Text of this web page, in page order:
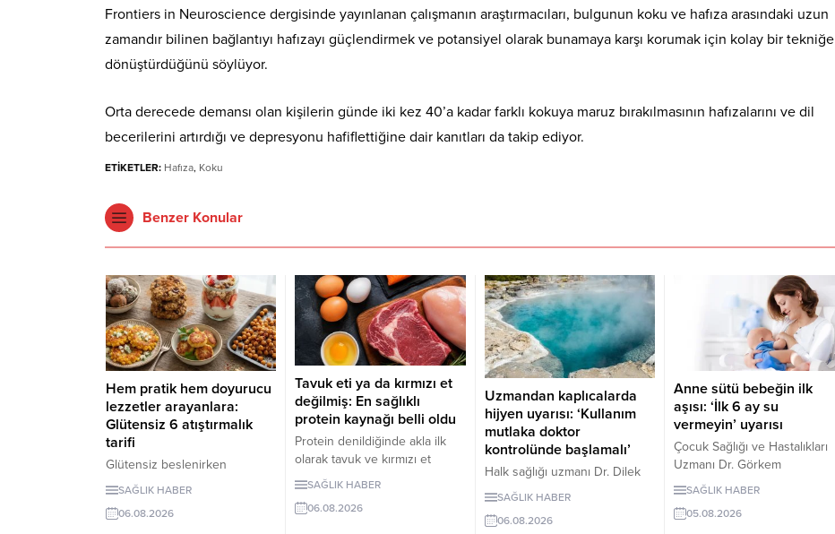
Frontiers in Neuroscience dergisinde yayınlanan çalışmanın araştırmacıları, bulgunun koku ve hafıza arasındaki uzun
zamandır bilinen bağlantıyı hafızayı güçlendirmek ve potansiyel olarak bunamaya karşı korumak için kolay bir tekniğe
dönüştürdüğünü söylüyor.
Orta derecede demansı olan kişilerin günde iki kez 40’a kadar farklı kokuya maruz bırakılmasının hafızalarını ve dil
becerilerini artırdığı ve depresyonu hafiflettiğine dair kanıtları da takip ediyor.
ETİKETLER: Hafıza, Koku
Benzer Konular
Hem pratik hem doyurucu
lezzetler arayanlara:
Glütensiz 6 atıştırmalık
tarifi
Glütensiz beslenirken
atıştırmalık seçeneklerini
Evde kolayca
SAĞLIK HABER
06.08.2026
Tavuk eti ya da kırmızı et
değilmiş: En sağlıklı
protein kaynağı belli oldu
Protein denildiğinde akla ilk
olarak tavuk ve kırmızı et
geliyor. Ancak bilim insanları,
araştırmaların kurubaklagilleri
SAĞLIK HABER
06.08.2026
Uzmandan kaplıcalarda
hijyen uyarısı: ‘Kullanım
mutlaka doktor
kontrolünde başlamalı’
Halk sağlığı uzmanı Dr. Dilek
Aslan, kaplıcaların kas ve
stresin azaltılmasında yarar
SAĞLIK HABER
06.08.2026
Anne sütü bebeğin ilk
aşısı: ‘İlk 6 ay su
vermeyin’ uyarısı
Çocuk Sağlığı ve Hastalıkları
Uzmanı Dr. Görkem
Küçükgüldal, anne sütünün
güçlendiren ve yaşam boyu
SAĞLIK HABER
05.08.2026